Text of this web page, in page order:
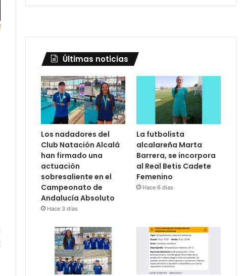
Últimas noticias
Los nadadores del
Club Natación Alcalá
han firmado una
actuación
sobresaliente en el
Campeonato de
Andalucía Absoluto
Hace 3 días
La futbolista
alcalareña Marta
Barrera, se incorpora
al Real Betis Cadete
Femenino
Hace 6 días